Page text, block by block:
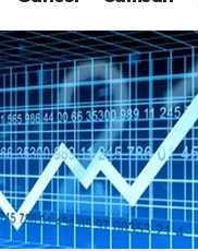
SAMSUNSPOR
EKONOMİ
YAŞAM